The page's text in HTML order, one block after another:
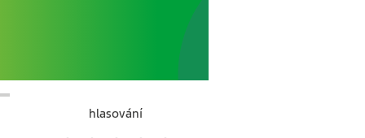
hlasování